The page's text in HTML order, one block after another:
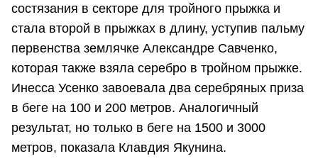
состязания в секторе для тройного прыжка и
стала второй в прыжках в длину, уступив пальму
первенства землячке Александре Савченко,
которая также взяла серебро в тройном прыжке.
Инесса Усенко завоевала два серебряных приза
в беге на 100 и 200 метров. Аналогичный
результат, но только в беге на 1500 и 3000
метров, показала Клавдия Якунина.